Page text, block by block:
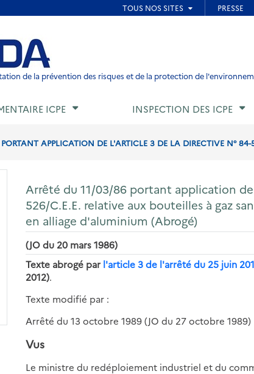
de page
de la prévention des risques et de la protection de
ICPE INSPECTION DES ICPE
APPLICATION DE L'ARTICLE 3 DE LA DIRECTIVE N°
Arrêté du 11/03/86 portant application
526/C.E.E. relative aux bouteilles à gaz
en alliage d'aluminium (Abrogé)
(JO du 20 mars 1986)
Texte abrogé par l'article 3 de l'arrêté du 25 juin
2012).
Texte modifié par :
Arrêté du 13 octobre 1989 (JO du 27 octobre 1989)
Vus
Le ministre du redéploiement industriel et du